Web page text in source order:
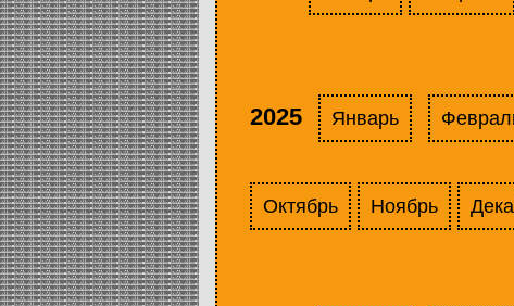
2025 Январь
Октябрь Ноябрь